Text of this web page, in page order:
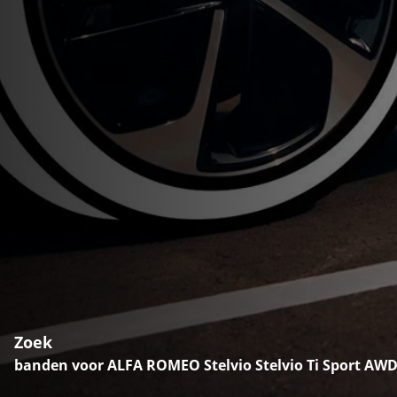
Zoek
banden voor ALFA ROMEO Stelvio Stelvio Ti Sport AWD